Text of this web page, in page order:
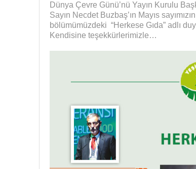
Dünya Çevre Günü’nü Yayın Kurulu
Sayın Necdet Buzbaş’ın Mayıs
bölümümüzdeki “Herkese Gıda” adlı
Kendisine teşekkürlerimizle…